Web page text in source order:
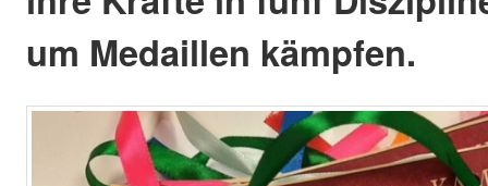
um Medaillen kämpfen.